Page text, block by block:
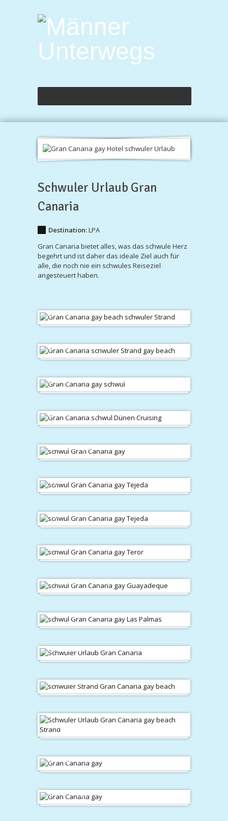
Schwuler Urlaub Gran
Canaria
Destination:LPA
Gran Canaria bietet alles, was das schwule Herz
begehrt und ist daher das ideale Ziel auch für
alle, die noch nie ein schwules Reiseziel
angesteuert haben.
schwuler Strand
schwuler Strand
Gay Urlaub Gran Canaria
Dünen Cruising
Teide & Roque Nublo
Tejeda
Tejeda
Teror
Guayadeque
Las Palmas
Las Palmas
schwuler Strand
Maspalomas
Tejeda
in den Bergen